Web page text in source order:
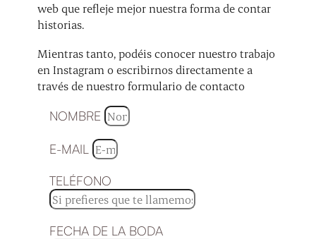
web que refleje mejor nuestra forma de contar
historias.
Mientras tanto, podéis conocer nuestro trabajo
en Instagram o escribirnos directamente a
través de nuestro formulario de contacto
NOMBRE
E-MAIL
TELÉFONO
FECHA DE LA BODA